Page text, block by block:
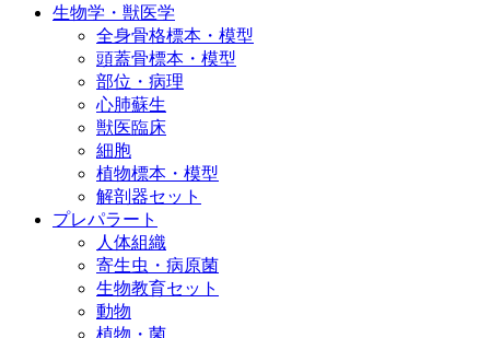
生物学・獣医学
全身骨格標本・模型
頭蓋骨標本・模型
部位・病理
心肺蘇生
獣医臨床
細胞
植物標本・模型
解剖器セット
プレパラート
人体組織
寄生虫・病原菌
生物教育セット
動物
植物・菌